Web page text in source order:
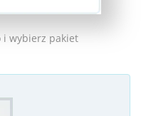
i wybierz pakiet